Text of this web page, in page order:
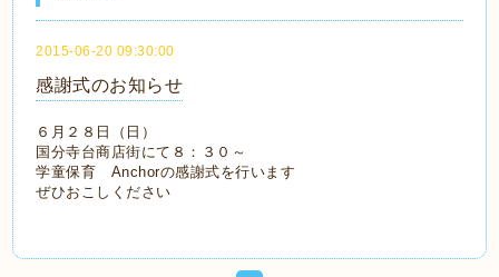
2015-06-20 09:30:00
感謝式のお知らせ
６月２８日（日）
国分寺台商店街にて８：３０～
学童保育 Anchorの感謝式を行います
ぜひおこしください